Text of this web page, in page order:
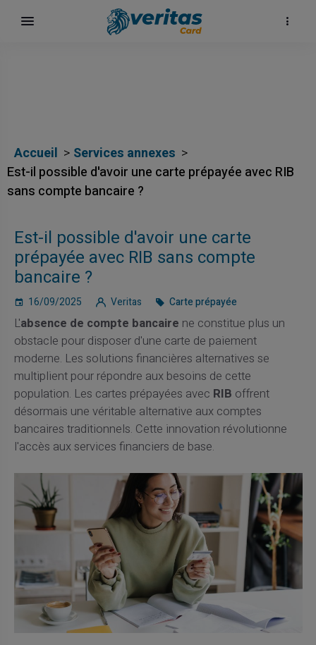
Accueil
Services annexes
Est-il possible d'avoir une carte prépayée avec RIB
sans compte bancaire ?
Est-il possible d'avoir une carte
prépayée avec RIB sans compte
bancaire ?
16/09/2025 Veritas Carte prépayée
L'absence de compte bancaire ne constitue plus un
obstacle pour disposer d'une carte de paiement
moderne. Les solutions financières alternatives se
multiplient pour répondre aux besoins de cette
population. Les cartes prépayées avec RIB offrent
désormais une véritable alternative aux comptes
bancaires traditionnels. Cette innovation révolutionne
l'accès aux services financiers de base.